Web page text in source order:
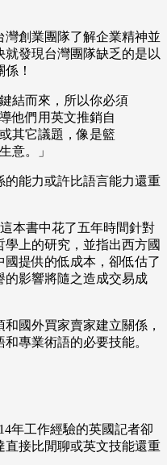
創業團隊了解企業精神並
發現台灣團隊缺乏的是以
！
結而來，所以你必須
他們用英文推銷自
其它議題，像是籃
意。」
能力或許比語言能力還重
這本書中花了五年時間針對
上的研究，並指出西方國
提供的低成本，卻低估了
的影響將隨之造成交易成
國外買家賣家建立關係，
專業術語的必要技能。
年工作經驗的英國記者卻
接比閒聊或英文技能還重